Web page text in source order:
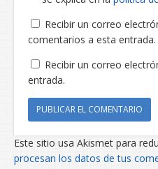
Recibir un correo
comentarios a esta entrada.
Recibir un correo
entrada.
Este sitio usa Akismet para
procesan los datos de tus